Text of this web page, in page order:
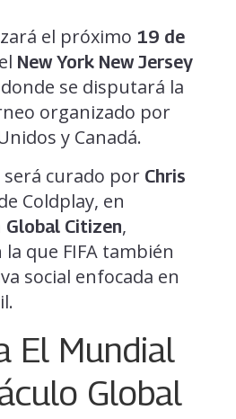
el próximo 19 de
New York New Jersey
se disputará la
organizado por
y Canadá.
será curado por Chris
Coldplay, en
Global Citizen,
que FIFA también
social enfocada en
El Mundial
Global